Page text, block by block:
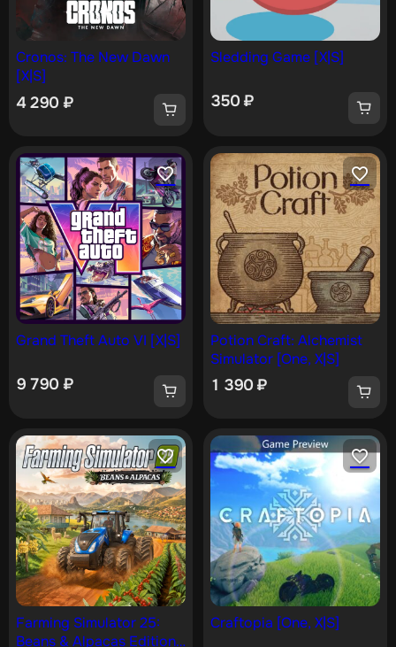
Cronos: The New Dawn
[X|S]
4 290 ₽
Sledding Game [X|S]
350₽
Grand Theft Auto VI [X|S]
9 790 ₽
Potion Craft: Alchemist
Simulator [One, X|S]
1 390₽
Farming Simulator 25:
Beans & Alpacas Edition
Craftopia [One, X|S]